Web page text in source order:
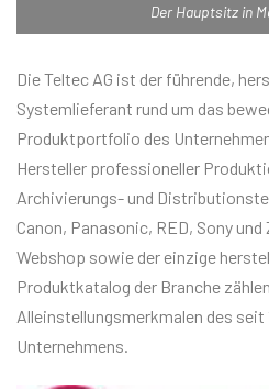
Der Hauptsitz in
Die Teltec AG ist der führende,
Systemlieferant rund um das
Produktportfolio des
Hersteller professioneller
Archivierungs- und
Canon, Panasonic, RED, Sony
Webshop sowie der einzige
Produktkatalog der Branche
Alleinstellungsmerkmalen des seit
Unternehmens.